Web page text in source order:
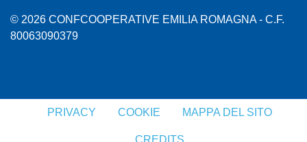
© 2026 CONFCOOPERATIVE EMILIA ROMAGNA - C.F.
80063090379
PRIVACY COOKIE MAPPA DEL SITO
CREDITS